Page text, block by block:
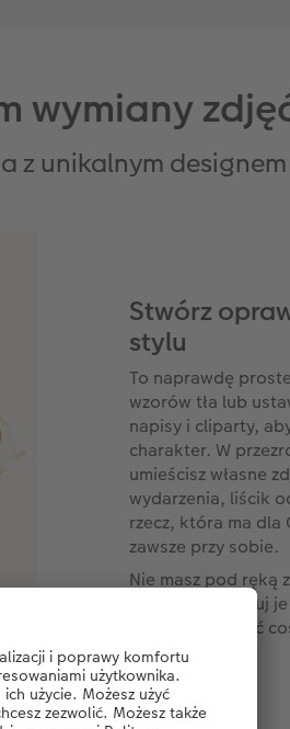
wymiany
z unikalnym designem
Stwórz
stylu
To naprawdę
wzorów tła lub
napisy i cliparty,
charakter. W
umieścisz własne
wydarzenia, liścik
rzecz, która ma dla
zawsze przy sobie.
Nie masz pod ręką
lub wydrukuj
możesz stworzyć